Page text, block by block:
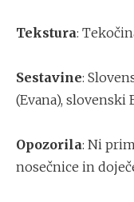
Tekstura:
Sestavine:
(Evana), slovenski
Opozorila: Ni
nosečnice in